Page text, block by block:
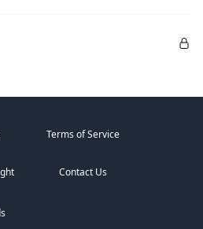
Terms of Service
Contact Us